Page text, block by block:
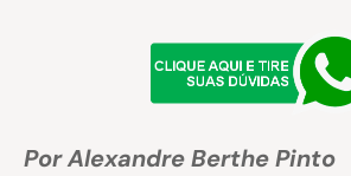
Por Alexandre Berthe Pinto